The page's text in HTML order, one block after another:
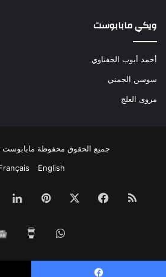
ويكي مابابوست
أحمد أيوب الحفناوي
سوسن الجمني
مروى العلج
جميع الحقوق محفوظة مابابوست
English
ملخصفيسبوك بينتيريست
واتساب
Me